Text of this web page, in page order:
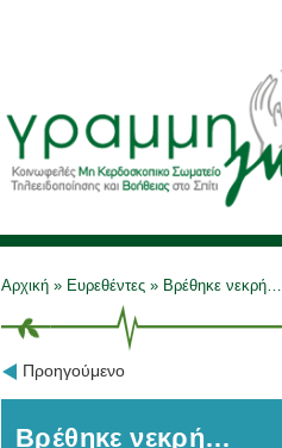
Αρχική » Ευρεθέντες » Βρέθηκε νεκρή…
Προηγούμενο
Βρέθηκε νεκρή…